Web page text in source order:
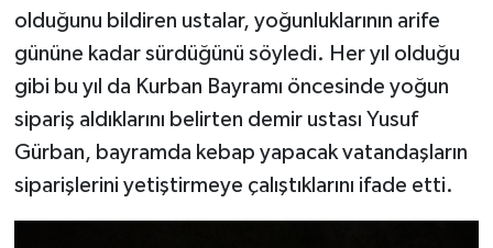
olduğunu bildiren ustalar, yoğunluklarının arife
gününe kadar sürdüğünü söyledi. Her yıl olduğu
gibi bu yıl da Kurban Bayramı öncesinde yoğun
sipariş aldıklarını belirten demir ustası Yusuf
Gürban, bayramda kebap yapacak vatandaşların
siparişlerini yetiştirmeye çalıştıklarını ifade etti.